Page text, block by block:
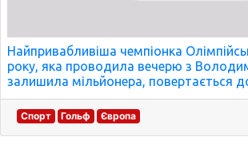
Найпривабливіша чемпіонка
року, яка проводила вечерю з
залишила мільйонера, повертається
Спорт Гольф Європа